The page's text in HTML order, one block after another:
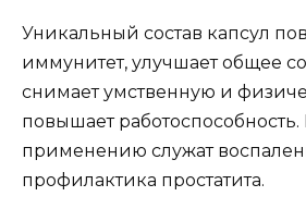
Уникальный состав капсул
иммунитет, улучшает общее
снимает умственную и
повышает
применению служат
профилактика простатита.